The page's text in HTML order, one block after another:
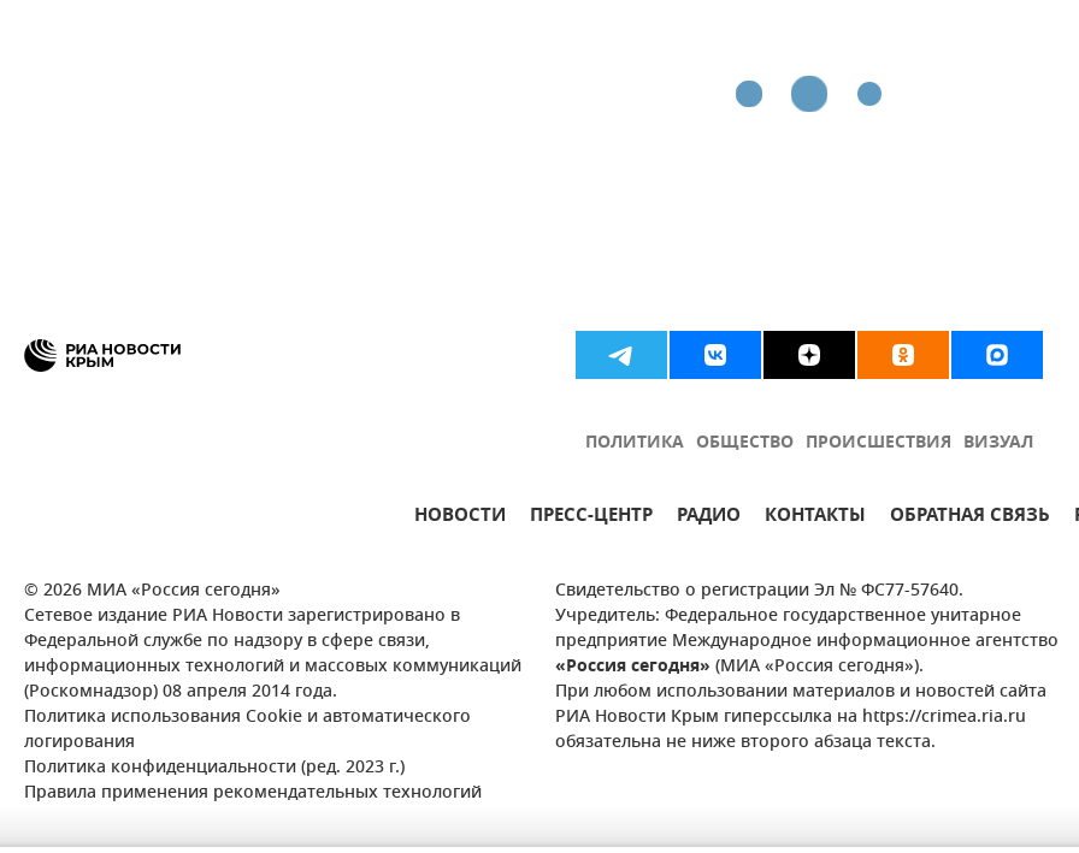
ПОЛИТИКА ОБЩЕСТВО ПРОИСШЕСТВИЯ ВИЗУАЛ
НОВОСТИ ПРЕСС-ЦЕНТР РАДИО КОНТАКТЫ ОБРАТНАЯ СВЯЗЬ
© 2026 МИА «Россия сегодня»
Сетевое издание РИА Новости зарегистрировано в
Федеральной службе по надзору в сфере связи,
информационных технологий и массовых коммуникаций
(Роскомнадзор) 08 апреля 2014 года.
Политика использования Cookie и автоматического
логирования
Политика конфиденциальности (ред. 2023 г.)
Правила применения рекомендательных технологий
Свидетельство о регистрации Эл № ФС77-57640.
Учредитель: Федеральное государственное унитарное
предприятие Международное информационное агентство
«Россия сегодня» (МИА «Россия сегодня»).
При любом использовании материалов и новостей сайта
РИА Новости Крым гиперссылка на https://crimea.ria.ru
обязательна не ниже второго абзаца текста.